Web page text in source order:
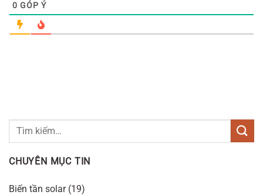
0 GÓP Ý
CHUYÊN MỤC TIN
Biến tần solar(19)